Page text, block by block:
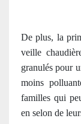
De plus, la
veille
granulés pour
moins
familles qui
en selon de